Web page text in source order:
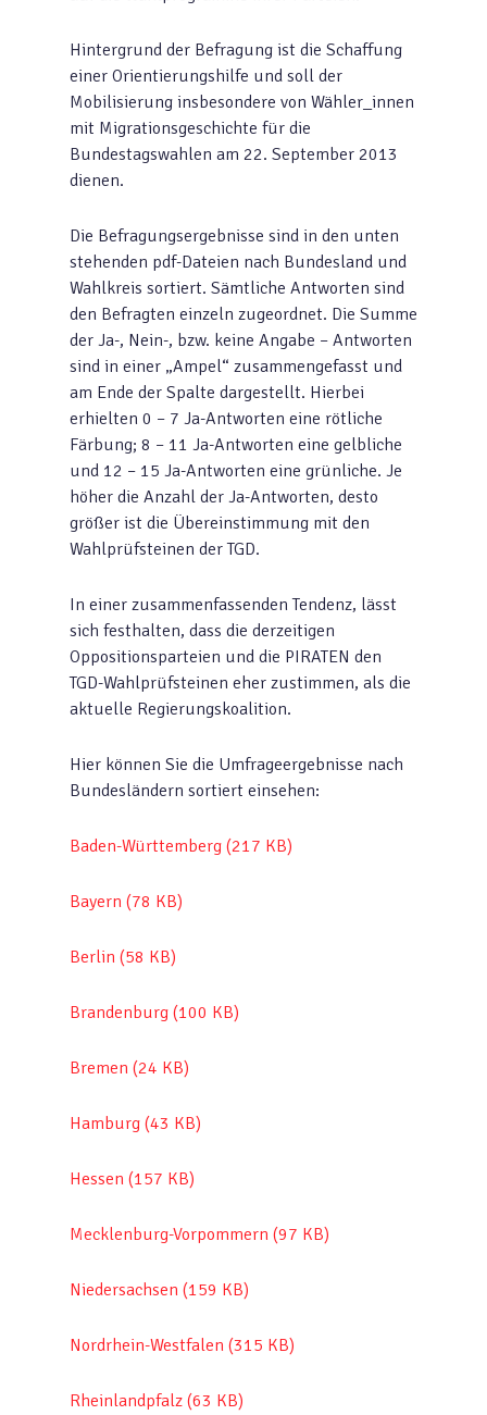
Hintergrund der Befragung ist die Schaffung
einer Orientierungshilfe und soll der
Mobilisierung insbesondere von Wähler_innen
mit Migrationsgeschichte für die
Bundestagswahlen am 22. September 2013
dienen.
Die Befragungsergebnisse sind in den unten
stehenden pdf-Dateien nach Bundesland und
Wahlkreis sortiert. Sämtliche Antworten sind
den Befragten einzeln zugeordnet. Die Summe
der Ja-, Nein-, bzw. keine Angabe – Antworten
sind in einer „Ampel“ zusammengefasst und
am Ende der Spalte dargestellt. Hierbei
erhielten 0 – 7 Ja-Antworten eine rötliche
Färbung; 8 – 11 Ja-Antworten eine gelbliche
und 12 – 15 Ja-Antworten eine grünliche. Je
höher die Anzahl der Ja-Antworten, desto
größer ist die Übereinstimmung mit den
Wahlprüfsteinen der TGD.
In einer zusammenfassenden Tendenz, lässt
sich festhalten, dass die derzeitigen
Oppositionsparteien und die PIRATEN den
TGD-Wahlprüfsteinen eher zustimmen, als die
aktuelle Regierungskoalition.
Hier können Sie die Umfrageergebnisse nach
Bundesländern sortiert einsehen:
Baden-Württemberg (217 KB)
Bayern (78 KB)
Berlin (58 KB)
Brandenburg (100 KB)
Bremen (24 KB)
Hamburg (43 KB)
Hessen (157 KB)
Mecklenburg-Vorpommern (97 KB)
Niedersachsen (159 KB)
Nordrhein-Westfalen (315 KB)
Rheinlandpfalz (63 KB)